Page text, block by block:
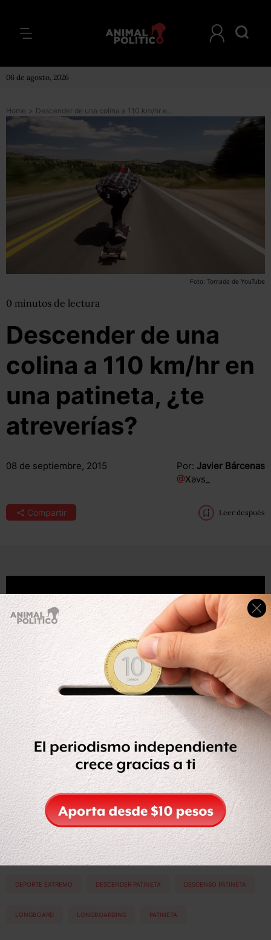
06 de agosto, 2026
Home > Descender de una colina a 110 km/hr en una patineta, ¿te atreverías?
Foto: Tomada de YouTube
0 minutos de lectura
Descender de una
colina a 110 km/hr en
una patineta, ¿te
atreverías?
08 de septiembre, 2015 Por: Javier Bárcenas
@Xavs_
Compartir Leer después
Compartir Leer después
Etiquetas:
DEPORTE EXTREMO DESCENDER PATINETA DESCENSO PATINETA
LONGBOARD LONGBOARDING PATINETA